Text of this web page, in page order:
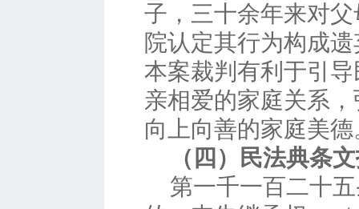
子，三十余年来对
院认定其行为构成
本案裁判有利于引
亲相爱的家庭关系
向上向善的家庭美德
（四）民法典条
第一千一百二十